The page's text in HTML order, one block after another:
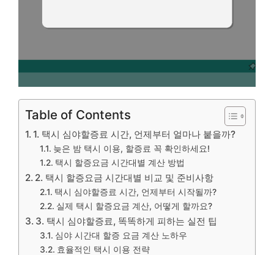
Table of Contents
1. 택시 심야할증료 시간, 언제부터 얼마나 붙을까?
늦은 밤 택시 이용, 할증료 꼭 확인하세요!
택시 할증요금 시간대별 계산 방법
2. 택시 할증요금 시간대별 비교 및 준비사항
택시 심야할증료 시간, 언제부터 시작될까?
실제 택시 할증요금 계산, 어떻게 할까요?
3. 택시 심야할증료, 똑똑하게 피하는 실전 팁
심야 시간대 할증 요금 계산 노하우
효율적인 택시 이용 전략